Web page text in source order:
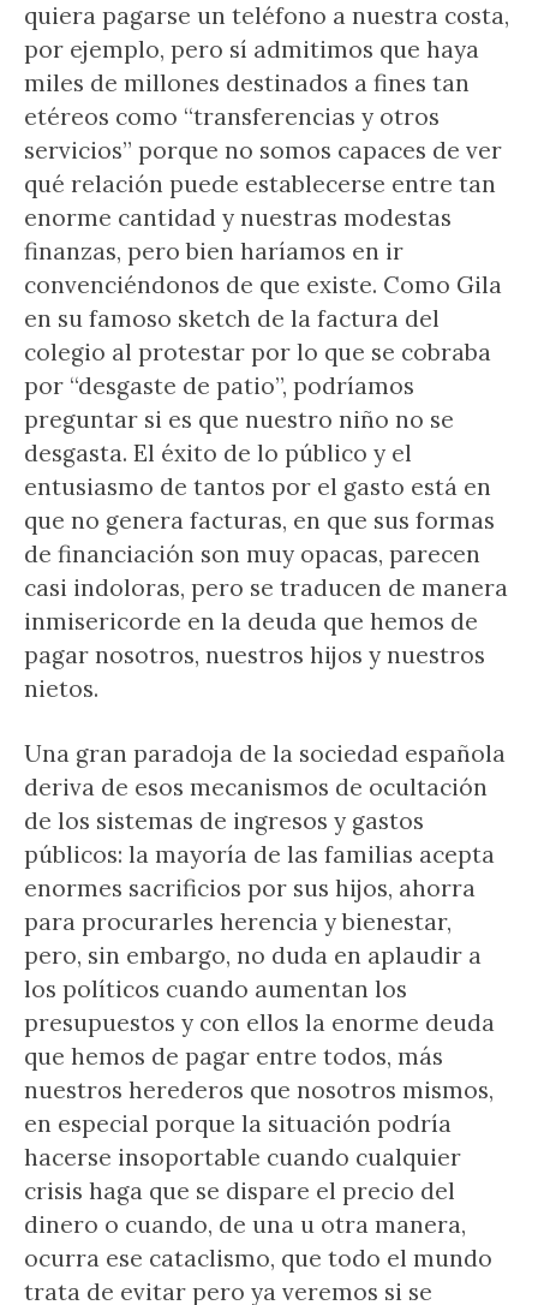
quiera pagarse un teléfono a nuestra costa,
por ejemplo, pero sí admitimos que haya
miles de millones destinados a fines tan
etéreos como “transferencias y otros
servicios” porque no somos capaces de ver
qué relación puede establecerse entre tan
enorme cantidad y nuestras modestas
finanzas, pero bien haríamos en ir
convenciéndonos de que existe. Como Gila
en su famoso sketch de la factura del
colegio al protestar por lo que se cobraba
por “desgaste de patio”, podríamos
preguntar si es que nuestro niño no se
desgasta. El éxito de lo público y el
entusiasmo de tantos por el gasto está en
que no genera facturas, en que sus formas
de financiación son muy opacas, parecen
casi indoloras, pero se traducen de manera
inmisericorde en la deuda que hemos de
pagar nosotros, nuestros hijos y nuestros
nietos.
Una gran paradoja de la sociedad española
deriva de esos mecanismos de ocultación
de los sistemas de ingresos y gastos
públicos: la mayoría de las familias acepta
enormes sacrificios por sus hijos, ahorra
para procurarles herencia y bienestar,
pero, sin embargo, no duda en aplaudir a
los políticos cuando aumentan los
presupuestos y con ellos la enorme deuda
que hemos de pagar entre todos, más
nuestros herederos que nosotros mismos,
en especial porque la situación podría
hacerse insoportable cuando cualquier
crisis haga que se dispare el precio del
dinero o cuando, de una u otra manera,
ocurra ese cataclismo, que todo el mundo
trata de evitar pero ya veremos si se